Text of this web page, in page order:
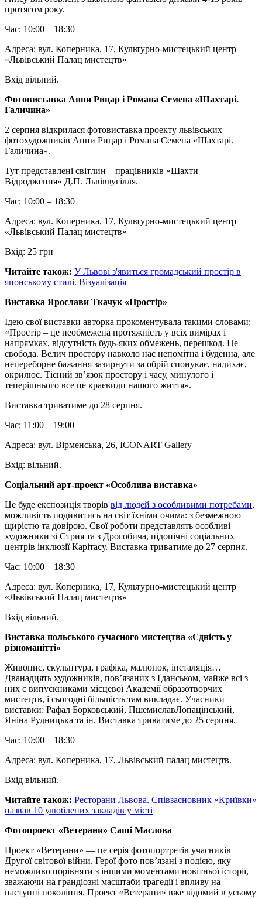
протягом року.
Час: 10:00 – 18:30
Адреса: вул. Коперника, 17, Культурно-мистецький центр
«Львівський Палац мистецтв»
Вхід вільний.
Фотовиставка Анни Рицар і Романа Семена «Шахтарі.
Галичина»
2 серпня відкрилася фотовиставка проекту львівських
фотохудожників Анни Рицар і Романа Семена «Шахтарі.
Галичина».
Тут представлені світлин – працівників «Шахти
Відродження» Д.П. Львіввугілля.
Час: 10:00 – 18:30
Адреса: вул. Коперника, 17, Культурно-мистецький центр
«Львівський Палац мистецтв»
Вхід: 25 грн
Читайте також: У Львові з'явиться громадський простір в
японському стилі. Візуалізація
Виставка Ярослави Ткачук «Простір»
Ідею свої виставки авторка прокоментувала такими словами:
«Простір – це необмежена протяжність у всіх вимірах і
напрямках, відсутність будь-яких обмежень, перешкод. Це
свобода. Велич простору навколо нас непомітна і буденна, але
непереборне бажання зазирнути за обрій спонукає, надихає,
окрилює. Тісний зв’язок простору і часу, минулого і
теперішнього все це краєвиди нашого життя».
Виставка триватиме до 28 серпня.
Час: 11:00 – 19:00
Адреса: вул. Вірменська, 26, ICONART Gallery
Вхід: вільний.
Соціальний арт-проект «Особлива виставка»
Це буде експозиція творів від людей з особливими потребами,
можливість подивитись на світ їхніми очима: з безмежною
щирістю та довірою. Свої роботи представлять особливі
художники зі Стрия та з Дрогобича, підопічні соціальних
центрів інклюзії Карітасу. Виставка триватиме до 27 серпня.
Час: 10:00 – 18:30
Адреса: вул. Коперника, 17, Культурно-мистецький центр
«Львівський Палац мистецтв»
Вхід вільний.
Виставка польського сучасного мистецтва «Єдність у
різноманітті»
Живопис, скульптура, графіка, малюнок, інсталяція…
Дванадцять художників, пов’язаних з Ґданськом, майже всі з
них є випускниками місцевої Академії образотворчих
мистецтв, і сьогодні більшість там викладає. Учасники
виставки: Рафал Борковський, ПшемиславЛопацінський,
Яніна Рудницька та ін. Виставка триватиме до 25 серпня.
Час: 10:00 – 18:30
Адреса: вул. Коперника, 17, Львівський палац мистецтв.
Вхід вільний.
Читайте також: Ресторани Львова. Співзасновник «Криївки»
назвав 10 улюблених закладів у місті
Фотопроект «Ветерани» Саші Маслова
Проект «Ветерани» — це серія фотопортретів учасників
Другої світової війни. Герої фото пов’язані з подією, яку
неможливо порівняти з іншими моментами новітньої історії,
зважаючи на грандіозні масштаби трагедії і впливу на
наступні покоління. Проект «Ветерани» вже відомий в усьому